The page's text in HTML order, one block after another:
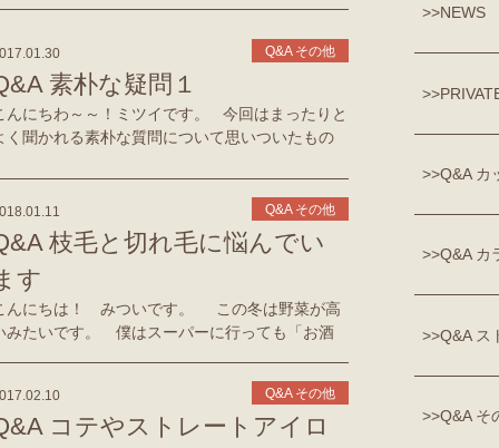
～」って感じです。 絶頂期は手の付けられ […]
Q&A その他
素朴な疑問１
んにちわ～～！ミツイです。 今回はまったりと
く聞かれる素朴な質問について思いついたもの
いがよいですか？ シャンプーは１日１回、夜洗
の […]
Q&A その他
枝毛と切れ毛に悩んでい
す
んにちは！ みついです。 この冬は野菜が高
みたいです。 僕はスーパーに行っても「お酒
した。ただ、振り返ってみると確かに我が家で
野菜料理のでる […]
Q&A その他
コテやストレートアイロ
NEWS
Q&A カ
Q&A カ
Q&A ス
Q&A そ